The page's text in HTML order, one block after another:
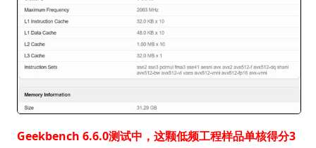
Geekbench 6.6.0测试中，这颗低频工程样品单核得分3